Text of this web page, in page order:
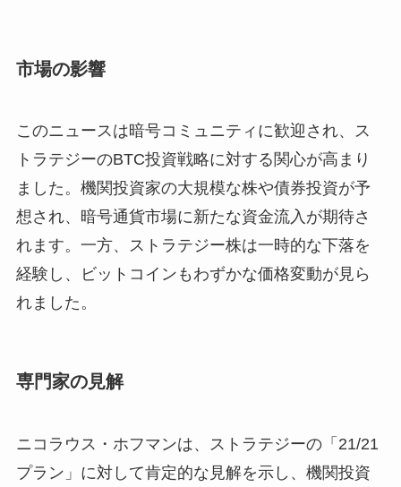
市場の影響
このニュースは暗号コミュニティに歓迎され、ス
トラテジーのBTC投資戦略に対する関心が高まり
ました。機関投資家の大規模な株や債券投資が予
想され、暗号通貨市場に新たな資金流入が期待さ
れます。一方、ストラテジー株は一時的な下落を
経験し、ビットコインもわずかな価格変動が見ら
れました。
専門家の見解
ニコラウス・ホフマンは、ストラテジーの「21/21
プラン」に対して肯定的な見解を示し、機関投資